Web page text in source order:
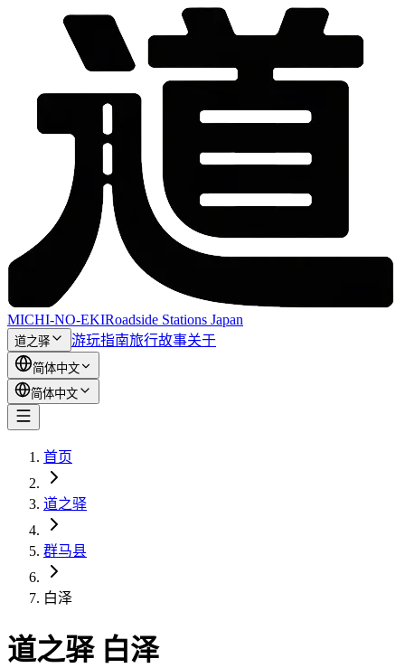
MICHI-NO-EKIRoadside Stations Japan
道之驿 游玩指南旅行故事关于
简体中文
简体中文
首页
道之驿
群马县
白泽
道之驿 白泽